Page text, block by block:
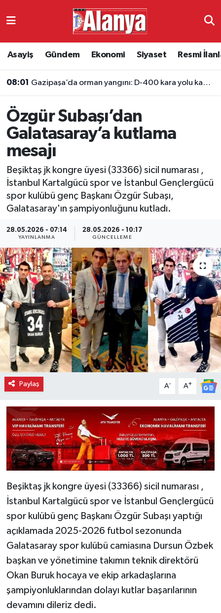
Asayiş Gündem Ekonomi Siyaset Resmi
Özgür Subaşı’dan
Galatasaray’a kutlama
mesajı
Beşiktaş jk kongre üyesi (33366) sicil numarası ,
İstanbul Kartalgücü spor ve İstanbul Gençlergücü
spor kulübü genç Başkanı Özgür Subaşı,
Galatasaray'ın şampiyonluğunu kutladı.
28.05.2026 - 07:14
YAYINLANMA
28.05.2026 - 10:17
GÜNCELLEME
Paylaş A- A+
Beşiktaş jk kongre üyesi (33366) sicil numarası ,
İstanbul Kartalgücü spor ve İstanbul Gençlergücü
spor kulübü genç Başkanı Özgür Subaşı yaptığı
açıklamada 2025-2026 futbol sezonunda
Galatasaray spor kulübü camiasına Dursun Özbek
başkan ve yönetimine takımın teknik direktörü
Okan Buruk hocaya ve ekip arkadaşlarına
şampiyonluklarından dolayı kutlar başarılarının
devamını dileriz dedi.
Ekonomi
Siyaset
Resmi İlanlar
Turizm
E-Gazete
Antalya Namaz Vakitleri
Antalya Trafik Yoğunluk Haritası
Süper Lig Puan Durumu ve Fikstür
Son Dakika Haberleri
Haber Arşivi